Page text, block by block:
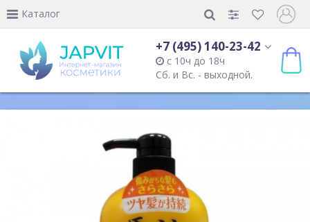
Каталог
+7 (495) 140-23-42
с 10ч до 18ч
Сб. и Вс. - выходной.